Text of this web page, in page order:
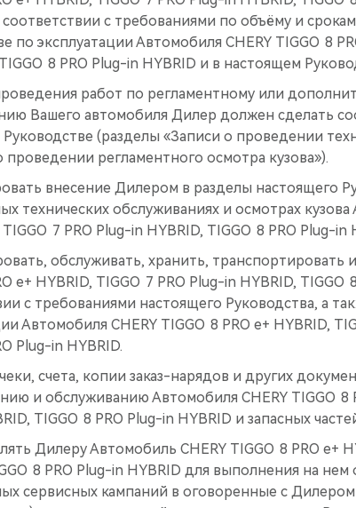
с требованиями по объёму и
по эксплуатации Автомобиля CHERY TIGGO 8
8 PRO Plug-in HYBRID и в настоящем
работ по регламентному или
Вашего автомобиля Дилер должен сделать
(разделы «Записи о проведении
регламентного осмотра кузова»).
внесение Дилером в разделы настоящего
технических обслуживаниях и осмотрах кузова
7 PRO Plug-in HYBRID, TIGGO 8 PRO Plug-in
обслуживать, хранить, транспортировать
е+ HYBRID, TIGGO 7 PRO Plug-in HYBRID, TIGGO
с требованиями настоящего Руководства, а
Автомобиля CHERY TIGGO 8 PRO е+ HYBRID,
Plug-in HYBRID.
счета, копии заказ-нарядов и других
и обслуживанию Автомобиля CHERY TIGGO 8
TIGGO 8 PRO Plug-in HYBRID и запасных
Дилеру Автомобиль CHERY TIGGO 8 PRO е+
8 PRO Plug-in HYBRID для выполнения на
сервисных кампаний в оговоренные с